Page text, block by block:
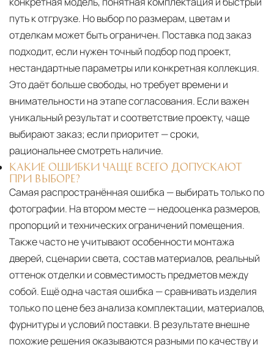
путь к отгрузке. Но выбор по размерам, цветам и
отделкам может быть ограничен. Поставка под заказ
подходит, если нужен точный подбор под проект,
нестандартные параметры или конкретная коллекция.
Это даёт больше свободы, но требует времени и
внимательности на этапе согласования. Если важен
уникальный результат и соответствие проекту, чаще
выбирают заказ; если приоритет — сроки,
рациональнее смотреть наличие.
КАКИЕ ОШИБКИ ЧАЩЕ ВСЕГО ДОПУСКАЮТ
ПРИ ВЫБОРЕ?
Самая распространённая ошибка — выбирать только по
фотографии. На втором месте — недооценка размеров,
пропорций и технических ограничений помещения.
Также часто не учитывают особенности монтажа
дверей, сценарии света, состав материалов, реальный
оттенок отделки и совместимость предметов между
собой. Ещё одна частая ошибка — сравнивать изделия
только по цене без анализа комплектации, материалов,
фурнитуры и условий поставки. В результате внешне
похожие решения оказываются разными по качеству и